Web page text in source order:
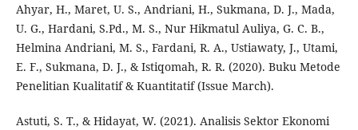
Ahyar, H., Maret, U. S., Andriani, H., Sukmana, D. J., Mada,
U. G., Hardani, S.Pd., M. S., Nur Hikmatul Auliya, G. C. B.,
Helmina Andriani, M. S., Fardani, R. A., Ustiawaty, J., Utami,
E. F., Sukmana, D. J., & Istiqomah, R. R. (2020). Buku Metode
Penelitian Kualitatif & Kuantitatif (Issue March).
Astuti, S. T., & Hidayat, W. (2021). Analisis Sektor Ekonomi